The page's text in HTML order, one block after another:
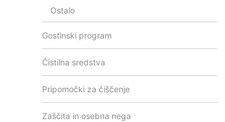
Ostalo
Gostinski program
Čistilna sredstva
Pripomočki za čiščenje
Zaščita in osebna nega